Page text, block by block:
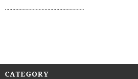
‥‥‥‥‥‥‥‥‥‥‥‥‥‥‥‥‥‥‥‥‥‥‥‥‥‥‥
CATEGORY